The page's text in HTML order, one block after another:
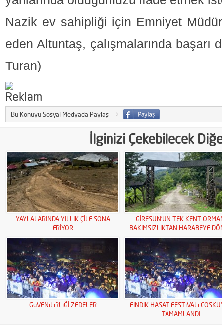
Nazik ev sahipliği için Emniyet
eden Altuntaş, çalışmalarında başarı
Turan)
Bu Konuyu Sosyal Medyada Paylaş
İlginizi Çekebilecek
YAYLALARINDA YILLIK ÇİLE SONA
ERİYOR
GİRESUN’UN TEK KENT
BAKIMSIZLIKTAN HARABEYE
GüVENiLiRLiĞİ ZEDELER
FINDIK HASAT FESTiVALi
TAMAMLANDI